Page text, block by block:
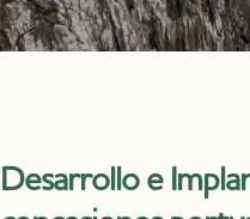
Desarrollo e